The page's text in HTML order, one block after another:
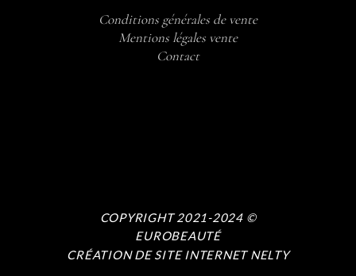
Conditions générales de vente
Mentions légales vente
Contact
COPYRIGHT 2021-2024 ©
EUROBEAUTÉ
CRÉATION DE SITE INTERNET NELTY